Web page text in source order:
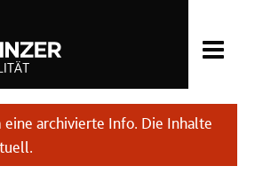
eine archivierte Info. Die Inhalte